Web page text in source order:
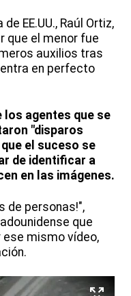
EE.UU., Raúl Ortiz,
que el menor fue
auxilios tras
en perfecto
los agentes que se
"disparos
el suceso se
de identificar a
en las imágenes.
de personas!",
que
mismo vídeo,